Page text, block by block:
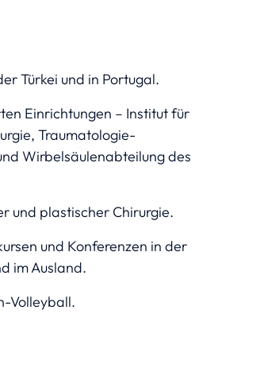
Türkei und in Portugal.
Einrichtungen – Institut für
Traumatologie-
Wirbelsäulenabteilung des
und plastischer Chirurgie.
und Konferenzen in der
im Ausland.
Volleyball.